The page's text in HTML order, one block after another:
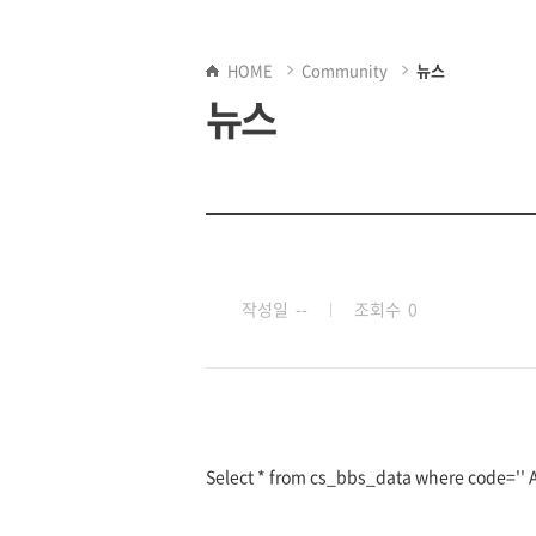
HOME Community 뉴스
뉴스
작성일 -- 조회수 0
Select * from cs_bbs_data where code=''